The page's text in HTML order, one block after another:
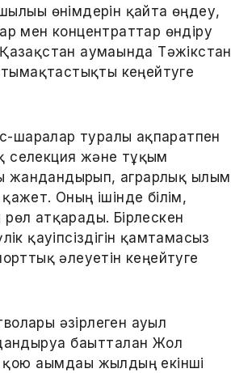
өнімдерін қайта өңдеу,
мен концентраттар өндіру
аумағында Тәжікстан
кеңейтуге
шаралар туралы ақпаратпен
селекция және тұқым
жандандырып, аграрлық ғылым
қажет. Оның ішінде білім,
атқарады. Бірлескен
қауіпсіздігін қамтамасыз
әлеуетін кеңейтуге
әзірлеген ауыл
бағытталған Жол
ағымдағы жылдың екінші